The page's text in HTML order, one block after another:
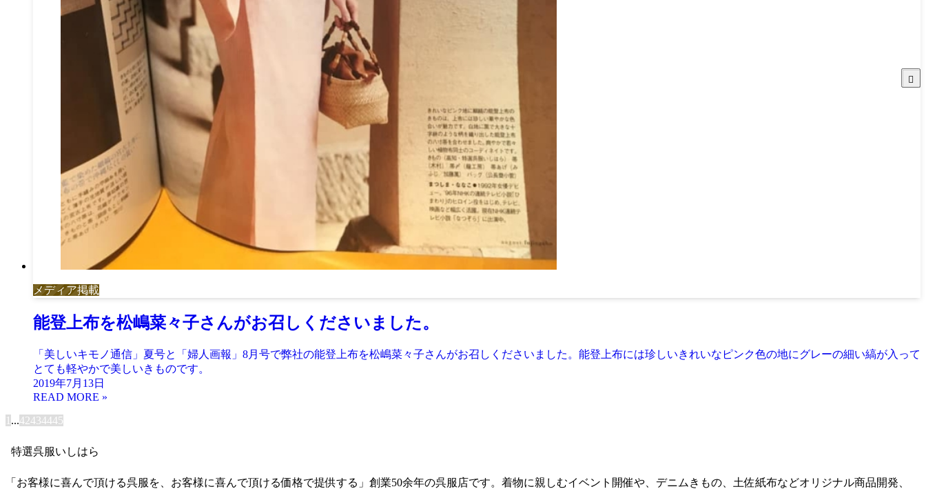
メディア掲載
能登上布を松嶋菜々子さんがお召しくださいました。
「美しいキモノ通信」夏号と「婦人画報」8月号で弊社の能登上布を松嶋菜々子さんがお召しくださいました。能登上布には珍しいきれいなピンク色の地にグレーの細い縞が入って
とても軽やかで美しいきものです。
2019年7月13日
1 ...42434445
特選呉服いしはら
「お客様に喜んで頂ける呉服を、お客様に喜んで頂ける価格で提供する」創業50余年の呉服店です。着物に親しむイベント開催や、デニムきもの、土佐紙布などオリジナル商品開発、